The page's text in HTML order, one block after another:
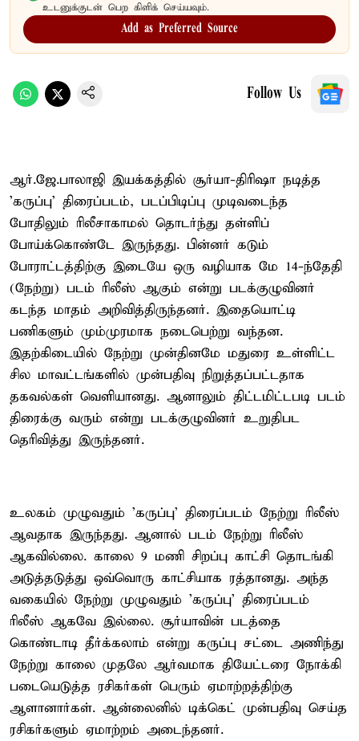
உடனுக்குடன் பெற கிளிக் செய்யவும்.
Add as Preferred Source
Follow Us
ஆர்.ஜே.பாலாஜி இயக்கத்தில் சூர்யா-திரிஷா நடித்த
'கருப்பு' திரைப்படம், படப்பிடிப்பு முடிவடைந்த
போதிலும் ரிலீசாகாமல் தொடர்ந்து தள்ளிப்
போய்க்கொண்டே இருந்தது. பின்னர் கடும்
போராட்டத்திற்கு இடையே ஒரு வழியாக மே 14-ந்தேதி
(நேற்று) படம் ரிலீஸ் ஆகும் என்று படக்குழுவினர்
கடந்த மாதம் அறிவித்திருந்தனர். இதையொட்டி
பணிகளும் மும்முரமாக நடைபெற்று வந்தன.
இதற்கிடையில் நேற்று முன்தினமே மதுரை உள்ளிட்ட
சில மாவட்டங்களில் முன்பதிவு நிறுத்தப்பட்டதாக
தகவல்கள் வெளியானது. ஆனாலும் திட்டமிட்டபடி படம்
திரைக்கு வரும் என்று படக்குழுவினர் உறுதிபட
தெரிவித்து இருந்தனர்.
உலகம் முழுவதும் 'கருப்பு' திரைப்படம் நேற்று ரிலீஸ்
ஆவதாக இருந்தது. ஆனால் படம் நேற்று ரிலீஸ்
ஆகவில்லை. காலை 9 மணி சிறப்பு காட்சி தொடங்கி
அடுத்தடுத்து ஒவ்வொரு காட்சியாக ரத்தானது. அந்த
வகையில் நேற்று முழுவதும் 'கருப்பு' திரைப்படம்
ரிலீஸ் ஆகவே இல்லை. சூர்யாவின் படத்தை
கொண்டாடி தீர்க்கலாம் என்று கருப்பு சட்டை அணிந்து
நேற்று காலை முதலே ஆர்வமாக தியேட்டரை நோக்கி
படையெடுத்த ரசிகர்கள் பெரும் ஏமாற்றத்திற்கு
ஆளானார்கள். ஆன்லைனில் டிக்கெட் முன்பதிவு செய்த
ரசிகர்களும் ஏமாற்றம் அடைந்தனர்.